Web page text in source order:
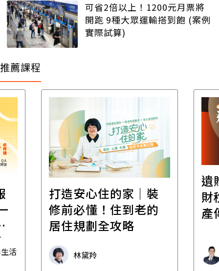
可省2倍以上！1200元月票將
開跑 9種大眾運輸搭到飽 (案例
實際試算)
推薦課程
活
打造安心住的家｜裝
修前必懂！住到老的
居住規劃全攻略
林黛羚
遺
財
產